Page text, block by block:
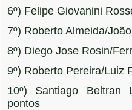
6º) Felipe Giovanini
7º) Roberto Almeida/
8º) Diego Jose Rosin/
9º) Roberto Pereira/Luiz
10º) Santiago Beltran
pontos